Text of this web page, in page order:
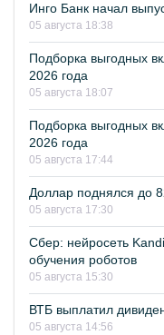
Инго Банк начал
05 августа 18:38
Подборка выгодных
2026 года
05 августа 18:07
Подборка выгодных
2026 года
05 августа 17:44
Доллар поднялся до
05 августа 17:30
Сбер: нейросеть
обучения роботов
05 августа 15:30
ВТБ выплатил
05 августа 14:56